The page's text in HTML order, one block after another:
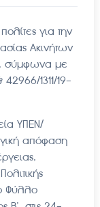
για την
Ακινήτων
σύμφωνα με
1311/19-
ΥΠΕΝ/
απόφαση
Φύλλο